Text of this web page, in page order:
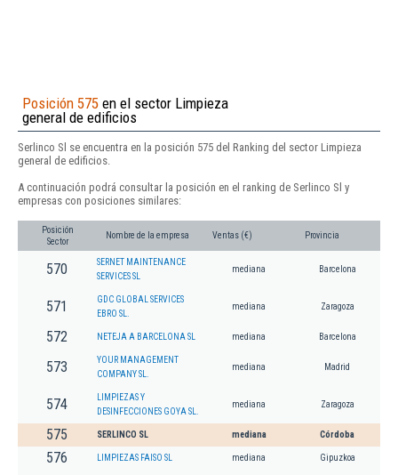
Posición 575 en el sector Limpieza
general de edificios
Serlinco Sl se encuentra en la posición 575 del Ranking del sector Limpieza
general de edificios.
A continuación podrá consultar la posición en el ranking de Serlinco Sl y
empresas con posiciones similares:
Posición
Sector
Nombre de la empresa Ventas (€) Provincia
570
SERNET MAINTENANCE
SERVICES SL
mediana Barcelona
571
GDC GLOBAL SERVICES
EBRO SL.
mediana Zaragoza
572 NETEJA A BARCELONA SL mediana Barcelona
573
YOUR MANAGEMENT
COMPANY SL.
mediana Madrid
574
LIMPIEZAS Y
DESINFECCIONES GOYA SL.
mediana Zaragoza
575 SERLINCO SL mediana Córdoba
576 LIMPIEZAS FAISO SL mediana Gipuzkoa